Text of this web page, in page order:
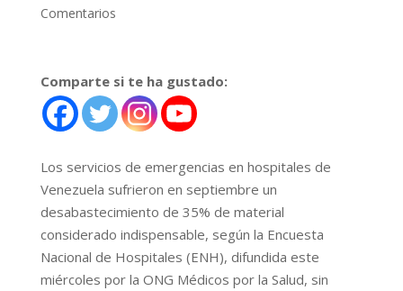
Comentarios
Comparte si te ha gustado:
Los servicios de emergencias en hospitales de
Venezuela sufrieron en septiembre un
desabastecimiento de 35% de material
considerado indispensable, según la Encuesta
Nacional de Hospitales (ENH), difundida este
miércoles por la ONG Médicos por la Salud, sin